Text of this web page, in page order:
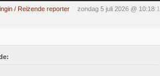
/ Reizende reporter zondag 5 juli 2026 @ 10:18